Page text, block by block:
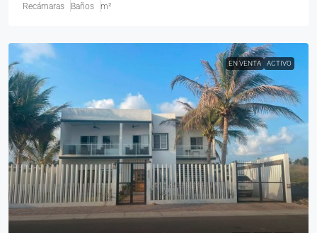
Recámaras Baños m²
EN VENTA ACTIVO